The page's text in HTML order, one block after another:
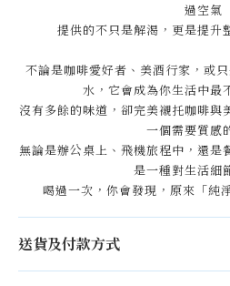
過空氣
提供的不只是解渴，更是提升
不論是咖啡愛好者、美酒行家，或
水，它會成為你生活中最
沒有多餘的味道，卻完美襯托咖啡與
一個需要質感
無論是辦公桌上、飛機旅程中，還是
是一種對生活細
喝過一次，你會發現，原來「純
送貨及付款方式